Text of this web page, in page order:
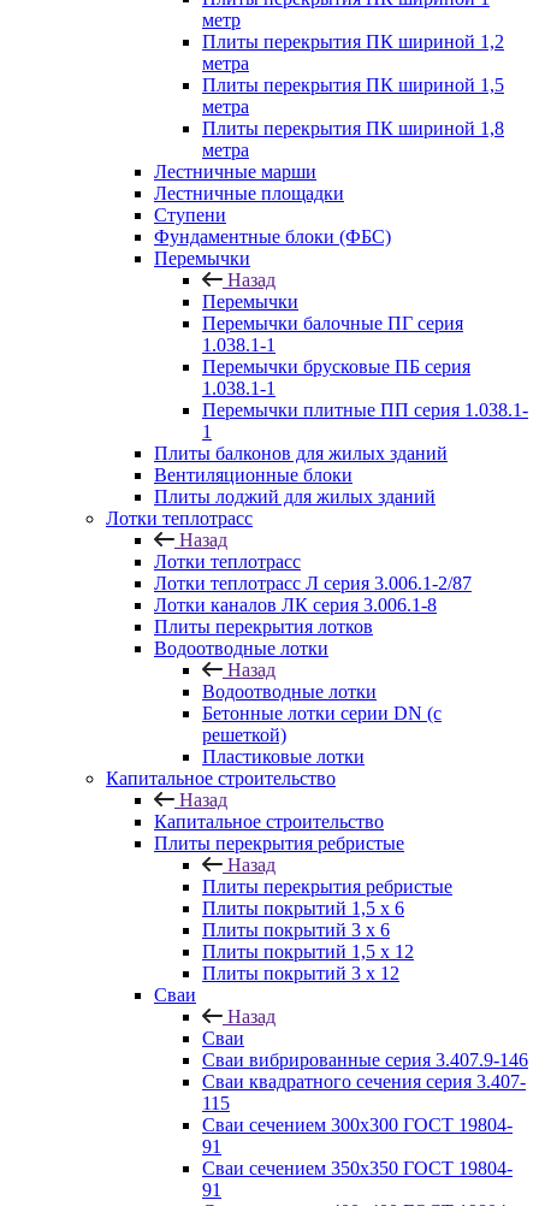
метр
Плиты перекрытия ПК шириной 1,2
метра
Плиты перекрытия ПК шириной 1,5
метра
Плиты перекрытия ПК шириной 1,8
метра
Лестничные марши
Лестничные площадки
Ступени
Фундаментные блоки (ФБС)
Перемычки
Назад
Перемычки
Перемычки балочные ПГ серия
1.038.1-1
Перемычки брусковые ПБ серия
1.038.1-1
Перемычки плитные ПП серия 1.038.1-
1
Плиты балконов для жилых зданий
Вентиляционные блоки
Плиты лоджий для жилых зданий
Лотки теплотрасс
Назад
Лотки теплотрасс
Лотки теплотрасс Л серия 3.006.1-2/87
Лотки каналов ЛК серия 3.006.1-8
Плиты перекрытия лотков
Водоотводные лотки
Назад
Водоотводные лотки
Бетонные лотки серии DN (с
решеткой)
Пластиковые лотки
Капитальное строительство
Назад
Капитальное строительство
Плиты перекрытия ребристые
Назад
Плиты перекрытия ребристые
Плиты покрытий 1,5 x 6
Плиты покрытий 3 x 6
Плиты покрытий 1,5 x 12
Плиты покрытий 3 x 12
Сваи
Назад
Сваи
Сваи вибрированные серия 3.407.9-146
Сваи квадратного сечения серия 3.407-
115
Сваи сечением 300х300 ГОСТ 19804-
91
Сваи сечением 350х350 ГОСТ 19804-
91